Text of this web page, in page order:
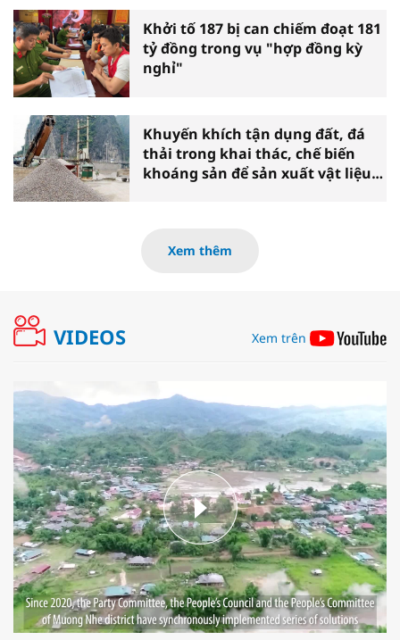
Khởi tố 187 bị can chiếm đoạt 181
tỷ đồng trong vụ "hợp đồng kỳ
nghỉ"
Khuyến khích tận dụng đất, đá
thải trong khai thác, chế biến
khoáng sản để sản xuất vật liệu
Xem thêm
VIDEOS Xem trên